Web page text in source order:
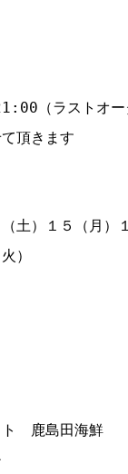
（ラストオー
頂きます
土）１５（月）
）
ト 鹿島田海鮮